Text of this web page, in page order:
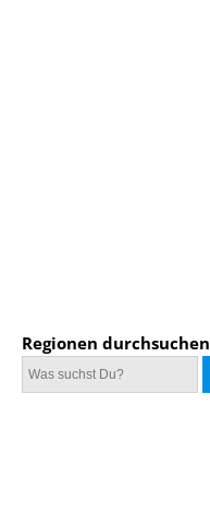
Regionen durchsuchen